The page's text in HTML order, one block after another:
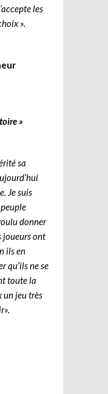
les
».
»
sa
Je suis
donner
joueurs ont
ils en
qu’ils ne se
toute la
un jeu très